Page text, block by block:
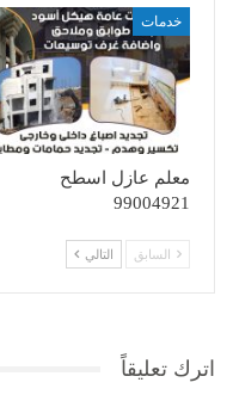
خدمات
معلم عازل اسطح
99004921
السابق التالي
اترك تعليقاً